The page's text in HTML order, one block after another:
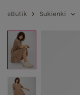
eButik Sukienki